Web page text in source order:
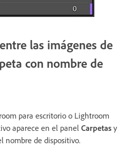
las imágenes de
con nombre de
para escritorio o Lightroom
aparece en el panel Carpetas y
nombre de dispositivo.